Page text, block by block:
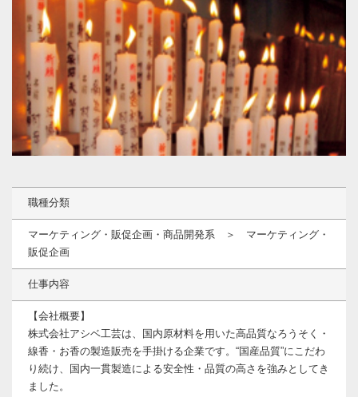
職種分類
マーケティング・販促企画・商品開発系 ＞ マーケティング・
販促企画
仕事内容
【会社概要】
株式会社アシベ工芸は、国内原材料を用いた高品質なろうそく・
線香・お香の製造販売を手掛ける企業です。“国産品質”にこだわ
り続け、国内一貫製造による安全性・品質の高さを強みとしてき
ました。